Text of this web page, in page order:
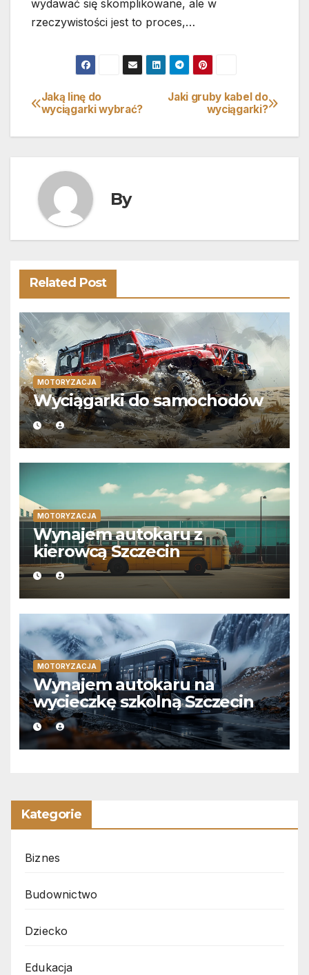
wydawać się skomplikowane, ale w
rzeczywistości jest to proces,…
Nawigacja
wpisu
Jaki gruby kabel do
wyciągarki?
Jaką linę do
wyciągarki wybrać?
By
Related Post
MOTORYZACJA
Wyciągarki do samochodów
MOTORYZACJA
Wynajem autokaru z
kierowcą Szczecin
MOTORYZACJA
Wynajem autokaru na
wycieczkę szkolną Szczecin
Kategorie
Biznes
Budownictwo
Dziecko
Edukacja